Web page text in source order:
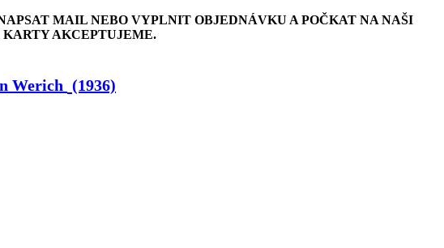
MAIL NEBO VYPLNIT OBJEDNÁVKU A POČKAT NA NAŠI
AKCEPTUJEME.
Werich (1936)